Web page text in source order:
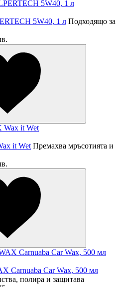
5W40, 1 л Подходящо за
it Wet Премахва мръсотията и
Carnuaba Car Wax, 500 мл
полира и защитава